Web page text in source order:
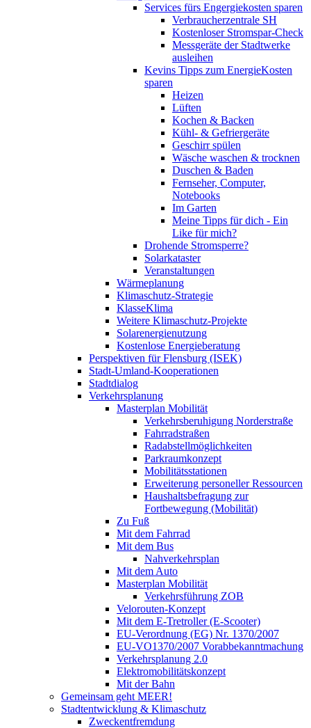
Services fürs Engergiekosten sparen
Verbraucherzentrale SH
Kostenloser Stromspar-Check
Messgeräte der Stadtwerke
ausleihen
Kevins Tipps zum EnergieKosten
sparen
Heizen
Lüften
Kochen & Backen
Kühl- & Gefriergeräte
Geschirr spülen
Wäsche waschen & trocknen
Duschen & Baden
Fernseher, Computer,
Notebooks
Im Garten
Meine Tipps für dich - Ein
Like für mich?
Drohende Stromsperre?
Solarkataster
Veranstaltungen
Wärmeplanung
Klimaschutz-Strategie
KlasseKlima
Weitere Klimaschutz-Projekte
Solarenergienutzung
Kostenlose Energieberatung
Perspektiven für Flensburg (ISEK)
Stadt-Umland-Kooperationen
Stadtdialog
Verkehrsplanung
Masterplan Mobilität
Verkehrsberuhigung Norderstraße
Fahrradstraßen
Radabstellmöglichkeiten
Parkraumkonzept
Mobilitätsstationen
Erweiterung personeller Ressourcen
Haushaltsbefragung zur
Fortbewegung (Mobilität)
Zu Fuß
Mit dem Fahrrad
Mit dem Bus
Nahverkehrsplan
Mit dem Auto
Masterplan Mobilität
Verkehrsführung ZOB
Velorouten-Konzept
Mit dem E-Tretroller (E-Scooter)
EU-Verordnung (EG) Nr. 1370/2007
EU-VO1370/2007 Vorabbekanntmachung
Verkehrsplanung 2.0
Elektromobilitätskonzept
Mit der Bahn
Gemeinsam geht MEER!
Stadtentwicklung & Klimaschutz
Zweckentfremdung